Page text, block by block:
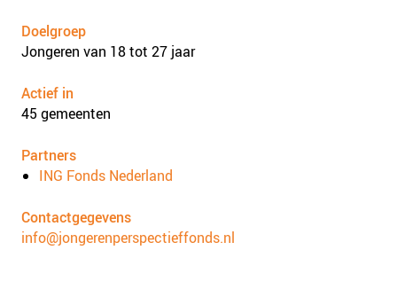
Doelgroep
Jongeren van 18 tot 27 jaar
Actief in
45 gemeenten
Partners
ING Fonds Nederland
Contactgegevens
info@jongerenperspectieffonds.nl